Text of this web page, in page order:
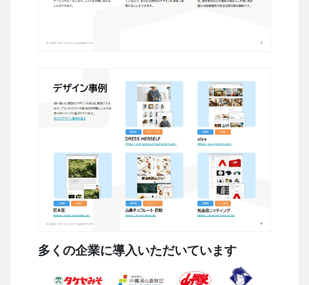
多くの企業に導入いただいています